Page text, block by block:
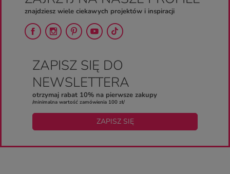
znajdziesz wiele ciekawych projektów i inspiracji
ZAPISZ SIĘ DO
NEWSLETTERA
otrzymaj rabat 10% na pierwsze zakupy
/minimalna wartość zamówienia 100 zł/
ZAPISZ SIĘ